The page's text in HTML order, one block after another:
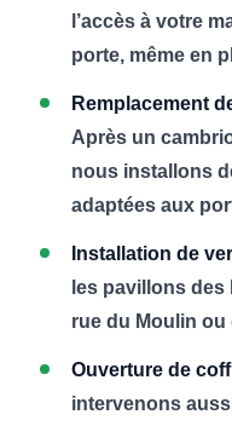
l’accès à votre
porte, même en
Remplacement
Après un
nous installons
adaptées aux
Installation de
les pavillons
rue du Moulin ou
Ouverture de
intervenons